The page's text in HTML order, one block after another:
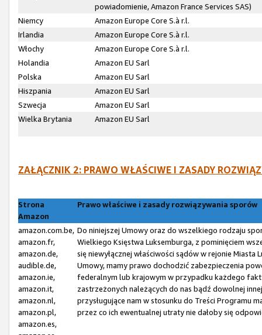
powiadomienie, Amazon France Services SAS)
Niemcy
Amazon Europe Core S.à r.l.
Irlandia
Amazon Europe Core S.à r.l.
Włochy
Amazon Europe Core S.à r.l.
Holandia
Amazon EU Sarl
Polska
Amazon EU Sarl
Hiszpania
Amazon EU Sarl
Szwecja
Amazon EU Sarl
Wielka Brytania
Amazon EU Sarl
ZAŁĄCZNIK 2: PRAWO WŁAŚCIWE I ZASADY
Strona
Amazon
Prawo właściwe i zasady rozwiązywania sporów
amazon.com.be,
amazon.fr,
amazon.de,
audible.de,
amazon.ie,
amazon.it,
amazon.nl,
amazon.pl,
amazon.es,
Do niniejszej Umowy oraz do wszelkiego rodzaju
Wielkiego Księstwa Luksemburga, z pominięciem
się niewyłącznej właściwości sądów w rejonie
Umowy, mamy prawo dochodzić zabezpieczenia
federalnym lub krajowym w przypadku każdego
zastrzeżonych należących do nas bądź dowolnej
przysługujące nam w stosunku do Treści Programu
przez co ich ewentualnej utraty nie dałoby się